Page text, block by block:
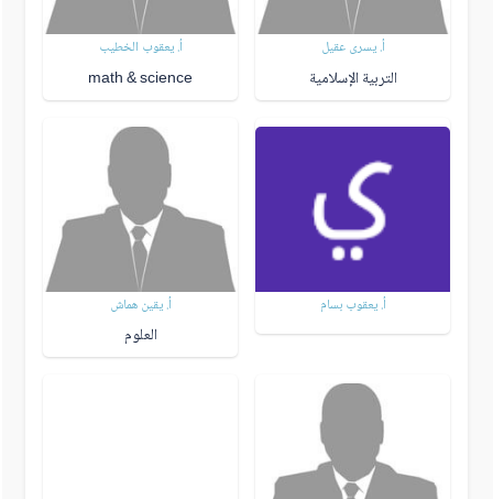
أ. يسرى عقيل
التربية الإسلامية
أ. يعقوب الخطيب
math & science
أ. يعقوب بسام أ. يقين هماش
العلوم